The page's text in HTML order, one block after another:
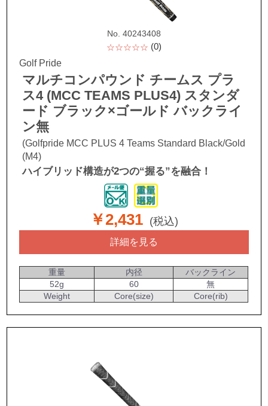
No. 40243408
☆☆☆☆☆ (0)
Golf Pride
マルチコンパウンド チームス プラ
ス4 (MCC TEAMS PLUS4) スタンダ
ード ブラック×ゴールド バックライ
ン無
(Golfpride MCC PLUS 4 Teams Standard Black/Gold
(M4)
ハイブリッド構造が2つの“握る”を融合！
￥2,431 (税込)
詳細を見る
重量 内径
バックライン
52g
60
無
Weight
Core(size) Core(rib)